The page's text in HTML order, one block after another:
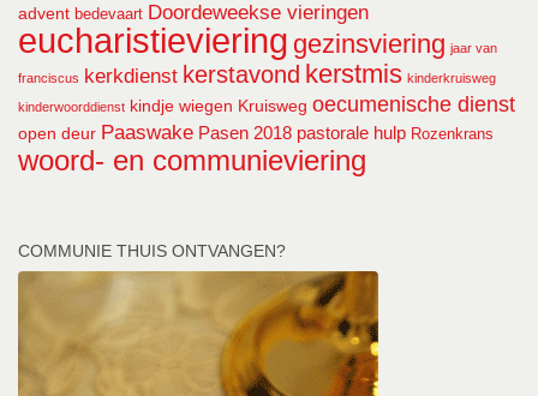
advent bedevaart Doordeweekse vieringen
eucharistieviering gezinsviering jaar van
franciscus kerkdienst kerstavond kerstmis kinderkruisweg
kinderwoorddienst kindje wiegen Kruisweg oecumenische dienst
open deur Paaswake Pasen 2018 pastorale hulp Rozenkrans
woord- en communieviering
COMMUNIE THUIS ONTVANGEN?